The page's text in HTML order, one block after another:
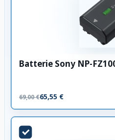
Batterie Sony NP-
69,00 €65,55 €